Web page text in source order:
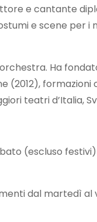
e cantante
e scene per i
Ha
teatri d’Italia,
(escluso
dal martedì al